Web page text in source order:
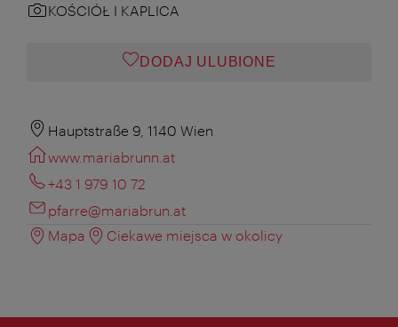
KOŚCIÓŁ I KAPLICA
DODAJ ULUBIONE
Hauptstraße 9, 1140 Wien
www.mariabrunn.at
+43 1 979 10 72
pfarre@mariabrun.at
Mapa
Ciekawe miejsca w okolicy